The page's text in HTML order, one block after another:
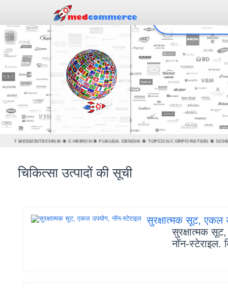
MEDIZINTECHNIK ❃ CHEIRON ❃ FUKUDA DENSHI ❃ TOPCON CORPORATION ❃
चिकित्सा उत्पादों की सूची
सुरक्षात्मक सूट, एकल
सुरक्षात्मक
नॉन-स्टेराइल.